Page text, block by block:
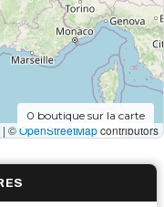
| ©OpenStreetMapcontributors
0 boutique sur la carte